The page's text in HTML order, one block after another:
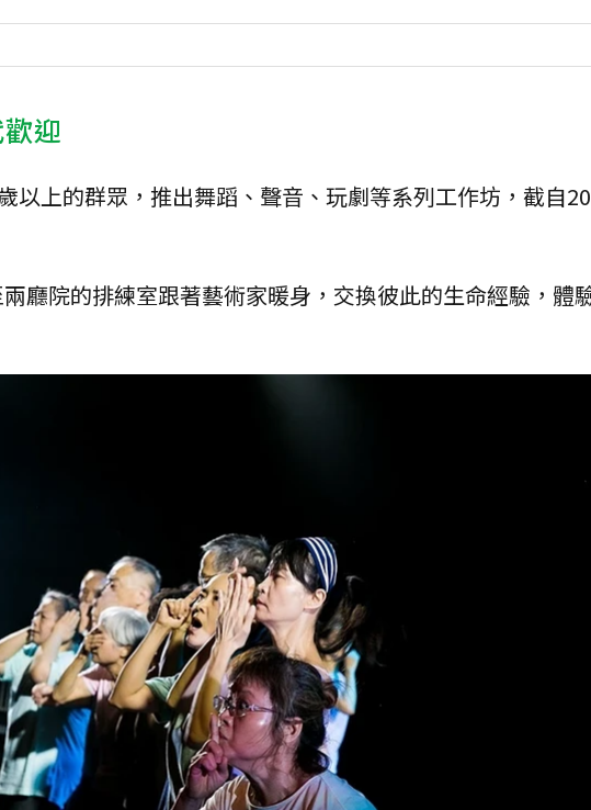
迎
以上的群眾，推出舞蹈、聲音、玩劇等系列工作坊，截自
廳院的排練室跟著藝術家暖身，交換彼此的生命經驗，體